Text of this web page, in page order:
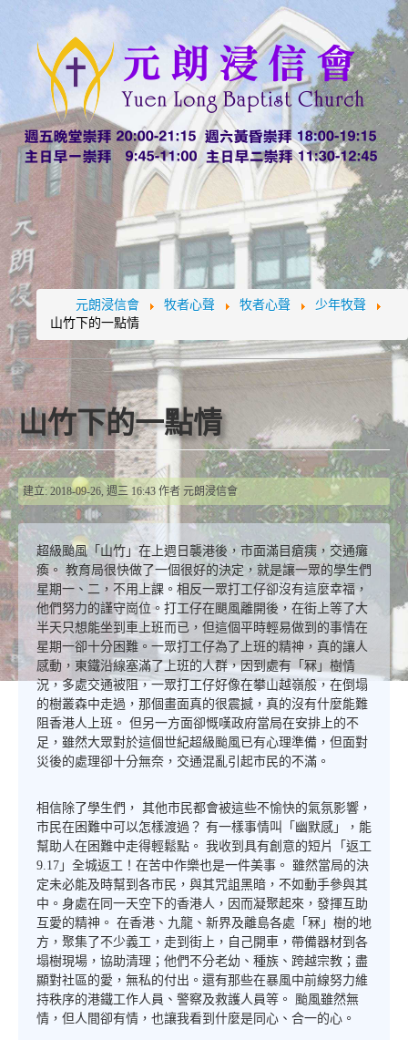
元朗浸信會 牧者心聲 牧者心聲
少年牧聲
山竹下的一點情
山竹下的一點情
建立: 2018-09-26, 週三 16:43 作者 元朗浸信會
超級颱風「山竹」在上週日襲港後，市面滿目瘡痍，交通癱
瘓。 教育局很快做了一個很好的決定，就是讓一眾的學生們
星期一、二，不用上課。相反一眾打工仔卻沒有這麼幸福，
他們努力的謹守崗位。打工仔在颶風離開後，在街上等了大
半天只想能坐到車上班而已，但這個平時輕易做到的事情在
星期一卻十分困難。一眾打工仔為了上班的精神，真的讓人
感動，東鐵沿線塞滿了上班的人群，因到處有「冧」樹情
況，多處交通被阻，一眾打工仔好像在攀山越嶺般，在倒塌
的樹叢森中走過，那個畫面真的很震撼，真的沒有什麼能難
阻香港人上班。 但另一方面卻慨嘆政府當局在安排上的不
足，雖然大眾對於這個世紀超級颱風已有心理準備，但面對
災後的處理卻十分無奈，交通混亂引起市民的不滿。
相信除了學生們， 其他市民都會被這些不愉快的氣氛影響，
市民在困難中可以怎樣渡過？ 有一樣事情叫「幽默感」，能
幫助人在困難中走得輕鬆點。 我收到具有創意的短片「返工
9.17」全城返工！在苦中作樂也是一件美事。 雖然當局的決
定未必能及時幫到各市民，與其咒詛黑暗，不如動手參與其
中。身處在同一天空下的香港人，因而凝聚起來，發揮互助
互愛的精神。 在香港、九龍、新界及離島各處「冧」樹的地
方，聚集了不少義工，走到街上，自己開車，帶備器材到各
塌樹現場，協助清理；他們不分老幼、種族、跨越宗教；盡
顯對社區的愛，無私的付出。還有那些在暴風中前線努力維
持秩序的港鐵工作人員、警察及救護人員等。 颱風雖然無
情，但人間卻有情，也讓我看到什麼是同心、合一的心。